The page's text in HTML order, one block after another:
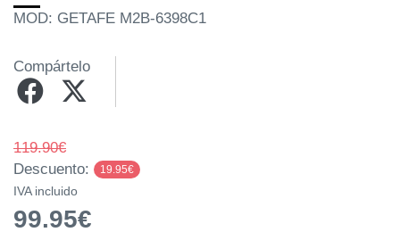
MOD: GETAFE M2B-6398C1
Compártelo
119.90€
Descuento:
19.95€
IVA incluido
99.95€